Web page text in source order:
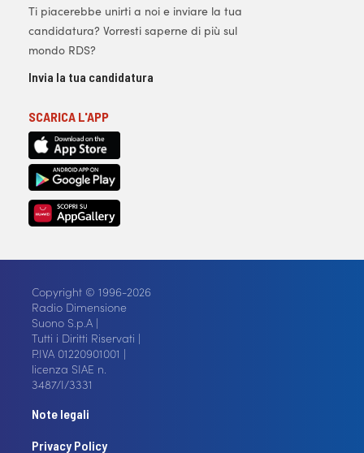
Ti piacerebbe unirti a noi e inviare la tua
candidatura? Vorresti saperne di più sul
mondo RDS?
Invia la tua candidatura
SCARICA L'APP
Copyright © 1996-2026
Radio Dimensione
Suono S.p.A |
Tutti i Diritti Riservati |
P.IVA 01220901001 |
licenza SIAE n.
3487/I/3331
Note legali
Privacy Policy